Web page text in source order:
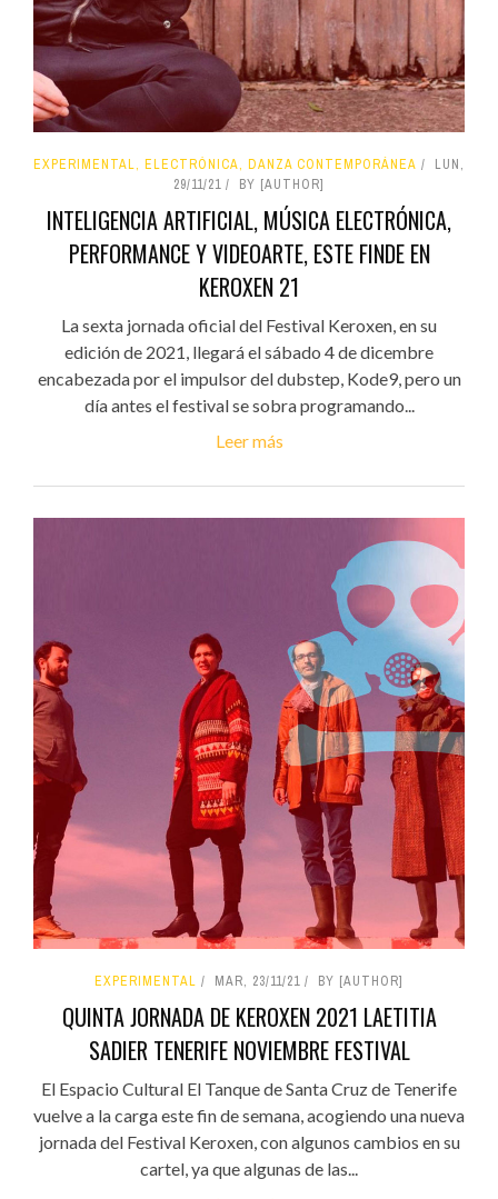
EXPERIMENTAL, ELECTRÓNICA, DANZA CONTEMPORÁNEA
LUN,
29/11/21
BY [AUTHOR]
INTELIGENCIA ARTIFICIAL, MÚSICA ELECTRÓNICA,
PERFORMANCE Y VIDEOARTE, ESTE FINDE EN
KEROXEN 21
La sexta jornada oficial del Festival Keroxen, en su
edición de 2021, llegará el sábado 4 de dicembre
encabezada por el impulsor del dubstep, Kode9, pero un
día antes el festival se sobra programando...
Leer más
EXPERIMENTAL MAR, 23/11/21 BY [AUTHOR]
QUINTA JORNADA DE KEROXEN 2021 LAETITIA
SADIER TENERIFE NOVIEMBRE FESTIVAL
El Espacio Cultural El Tanque de Santa Cruz de Tenerife
vuelve a la carga este fin de semana, acogiendo una nueva
jornada del Festival Keroxen, con algunos cambios en su
cartel, ya que algunas de las...